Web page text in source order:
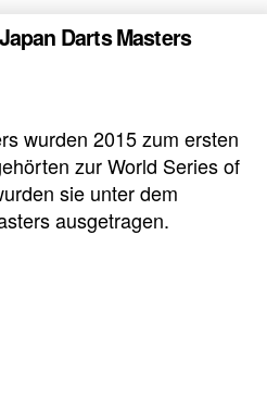
Darts Masters
wurden 2015 zum ersten
zur World Series of
sie unter dem
ausgetragen.